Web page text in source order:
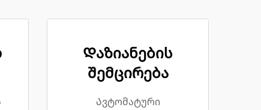
Დაზიანების
შემცირება
Ავტომატური